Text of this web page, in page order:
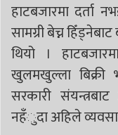
हाटबजारमा दर्ता
सामग्री बेच्न
थियो ।
खुलमखुल्ला बिक्री
सरकारी
नहँुदा अहिले